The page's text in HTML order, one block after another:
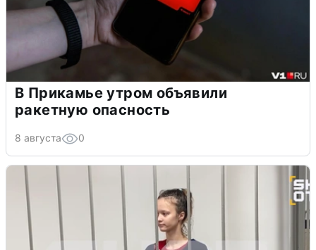
В Прикамье утром объявили
ракетную опасность
8 августа 0